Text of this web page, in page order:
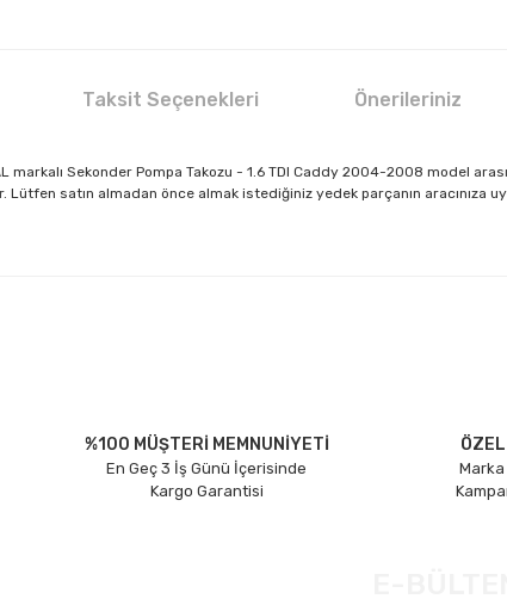
Taksit Seçenekleri Önerileriniz
markalı Sekonder Pompa Takozu - 1.6 TDI Caddy 2004-2008 model
satın almadan önce almak istediğiniz yedek parçanın aracınıza
pahalı.
%100 MÜŞTERİ MEMNUNİYETİ
En Geç 3 İş Günü İçerisinde
Kargo Garantisi